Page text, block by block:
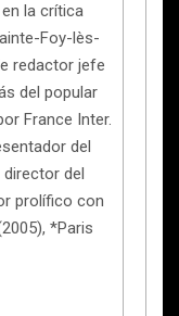
la crítica
Foy-lès-
redactor jefe
del popular
France Inter.
del
del
prolífico con
*Paris